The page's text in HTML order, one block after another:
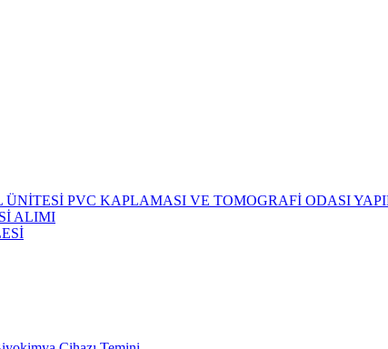
PVC KAPLAMASI VE TOMOGRAFİ ODASI
ALIMI